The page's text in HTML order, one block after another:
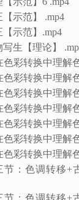
【示范】 .mp4
【示范】.mp4
写生【理论】
色彩转换中理解
色彩转换中理解
色彩转换中理解
色彩转换中理解
色彩转换中理解
色彩转换中理解
色彩转换中理解
节：色调转移+
节：色调转移+